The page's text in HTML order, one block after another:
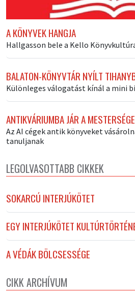
A KÖNYVEK HANGJA
Hallgasson bele a Kello
BALATON-KÖNYVTÁR NYÍLT
Különleges válogatást kínál a mini
ANTIKVÁRIUMBA JÁR A
Az AI cégek antik könyveket
tanuljanak
LEGOLVASOTTABB CIKKEK
SOKARCÚ INTERJÚKÖTET
EGY INTERJÚKÖTET
A VÉDÁK BÖLCSESSÉGE
CIKK ARCHÍVUM